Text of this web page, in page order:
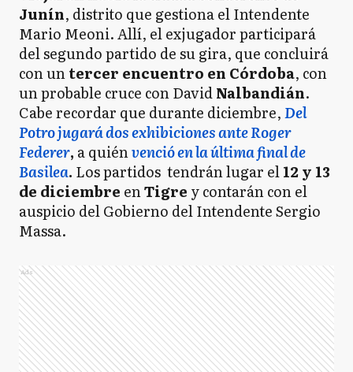
Junín, distrito que gestiona el Intendente
Mario Meoni. Allí, el exjugador participará
del segundo partido de su gira, que concluirá
con untercer encuentro en Córdoba, con
un probable cruce con DavidNalbandián.
Cabe recordar que durante diciembre,Del
Potro jugará dos exhibiciones ante Roger
Federer, a quiénvenció en la última final de
Basilea. Los partidos tendrán lugar el12 y 13
de diciembre enTigre y contarán con el
auspicio del Gobierno del Intendente Sergio
Massa.
Ads